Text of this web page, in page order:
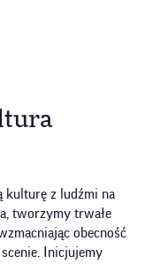
kulturę z ludźmi na
tworzymy trwałe
obecność
Inicjujemy